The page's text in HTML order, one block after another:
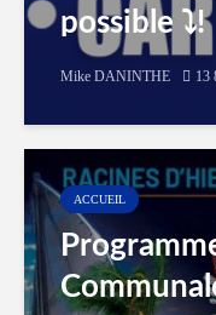
possible ⤵️!
Mike DANINTHE 13
ACCUEIL